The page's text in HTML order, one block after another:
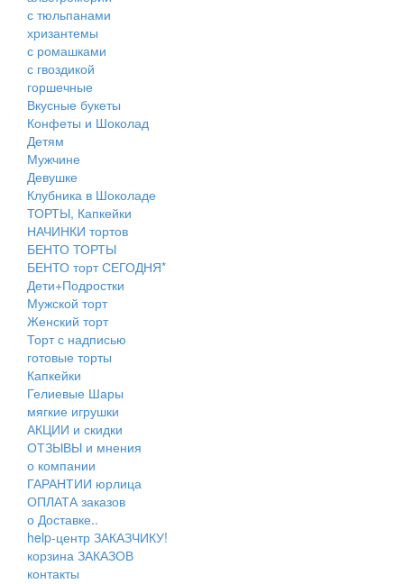
с тюльпанами
хризантемы
с ромашками
с гвоздикой
горшечные
Вкусные букеты
Конфеты и Шоколад
Детям
Мужчине
Девушке
Клубника в Шоколаде
ТОРТЫ, Капкейки
НАЧИНКИ тортов
БЕНТО ТОРТЫ
БЕНТО торт СЕГОДНЯ*
Дети+Подростки
Мужской торт
Женский торт
Торт с надписью
готовые торты
Капкейки
Гелиевые Шары
мягкие игрушки
АКЦИИ и скидки
ОТЗЫВЫ и мнения
о компании
ГАРАНТИИ юрлица
ОПЛАТА заказов
о Доставке..
help-центр ЗАКАЗЧИКУ!
корзина ЗАКАЗОВ
контакты